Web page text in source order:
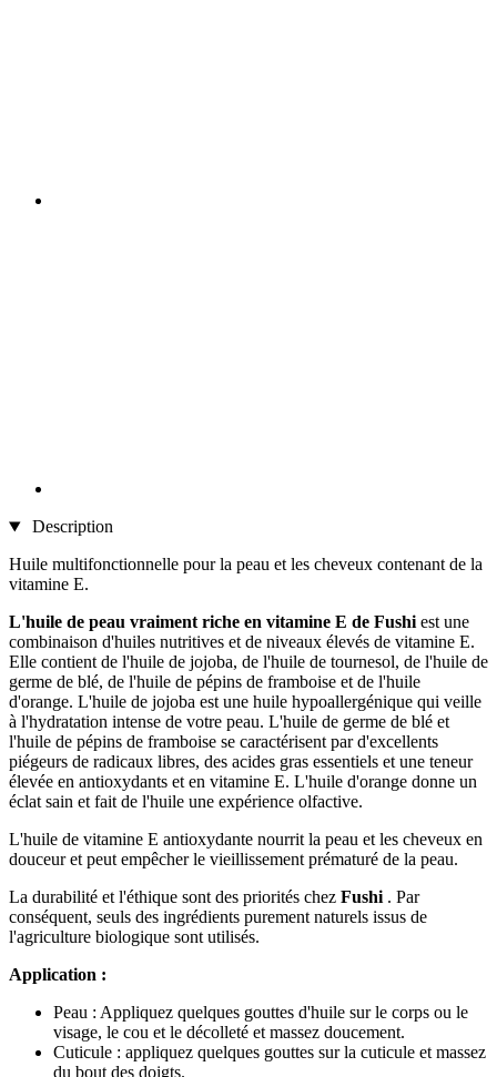
Description
Huile multifonctionnelle pour la peau et les cheveux contenant de la
vitamine E.
L'huile de peau vraiment riche en vitamine E de Fushi est une
combinaison d'huiles nutritives et de niveaux élevés de vitamine E.
Elle contient de l'huile de jojoba, de l'huile de tournesol, de l'huile de
germe de blé, de l'huile de pépins de framboise et de l'huile
d'orange. L'huile de jojoba est une huile hypoallergénique qui veille
à l'hydratation intense de votre peau. L'huile de germe de blé et
l'huile de pépins de framboise se caractérisent par d'excellents
piégeurs de radicaux libres, des acides gras essentiels et une teneur
élevée en antioxydants et en vitamine E. L'huile d'orange donne un
éclat sain et fait de l'huile une expérience olfactive.
L'huile de vitamine E antioxydante nourrit la peau et les cheveux en
douceur et peut empêcher le vieillissement prématuré de la peau.
La durabilité et l'éthique sont des priorités chez Fushi . Par
conséquent, seuls des ingrédients purement naturels issus de
l'agriculture biologique sont utilisés.
Application :
Peau : Appliquez quelques gouttes d'huile sur le corps ou le
visage, le cou et le décolleté et massez doucement.
Cuticule : appliquez quelques gouttes sur la cuticule et massez
du bout des doigts.